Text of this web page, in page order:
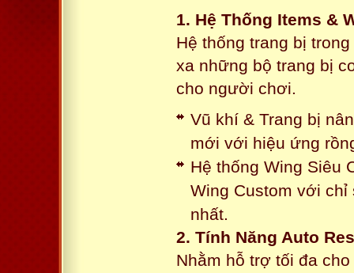
1. Hệ Thống Items &
Hệ thống trang bị
xa những bộ trang bị
cho người chơi.
Vũ khí & Trang bị
mới với hiệu ứng
Hệ thống Wing Siêu
Wing Custom với
nhất.
2. Tính Năng Auto
Nhằm hỗ trợ tối đa